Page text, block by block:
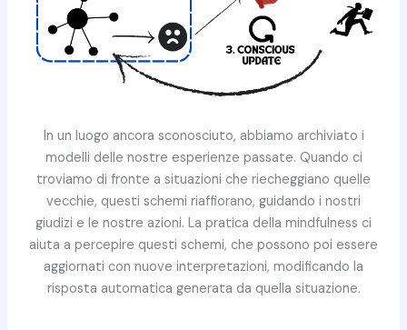
In un luogo ancora sconosciuto, abbiamo archiviato i
modelli delle nostre esperienze passate. Quando ci
troviamo di fronte a situazioni che riecheggiano quelle
vecchie, questi schemi riaffiorano, guidando i nostri
giudizi e le nostre azioni. La pratica della mindfulness ci
aiuta a percepire questi schemi, che possono poi essere
aggiornati con nuove interpretazioni, modificando la
risposta automatica generata da quella situazione.